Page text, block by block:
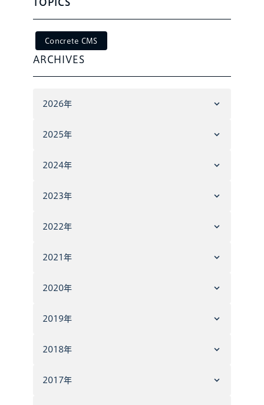
TOPICS
Concrete CMS
ARCHIVES
2026年
2025年
2024年
2023年
2022年
2021年
2020年
2019年
2018年
2017年